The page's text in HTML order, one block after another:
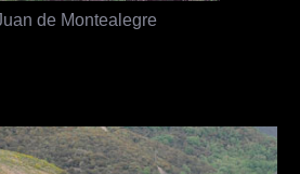
de Montealegre